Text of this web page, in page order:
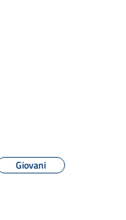
Giovani